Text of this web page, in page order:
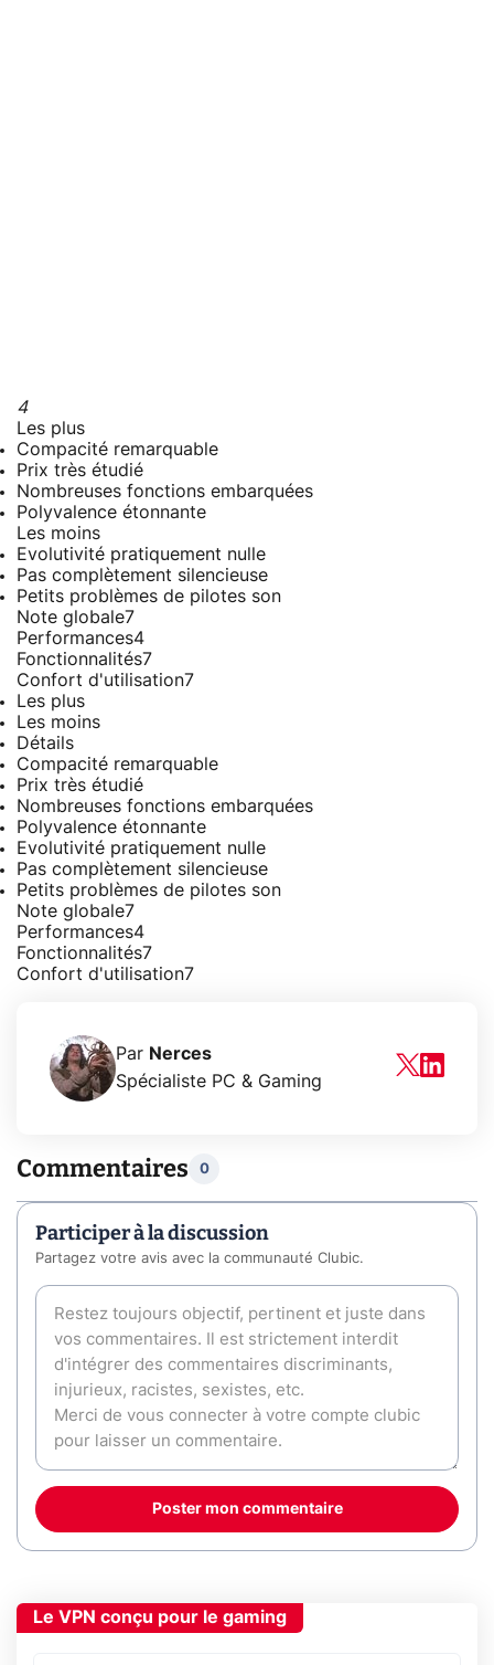
4
Les plus
Compacité remarquable
Prix très étudié
Nombreuses fonctions embarquées
Polyvalence étonnante
Les moins
Evolutivité pratiquement nulle
Pas complètement silencieuse
Petits problèmes de pilotes son
Note globale7
Performances4
Fonctionnalités7
Confort d'utilisation7
Les plus
Les moins
Détails
Compacité remarquable
Prix très étudié
Nombreuses fonctions embarquées
Polyvalence étonnante
Evolutivité pratiquement nulle
Pas complètement silencieuse
Petits problèmes de pilotes son
Note globale7
Performances4
Fonctionnalités7
Confort d'utilisation7
Par Nerces
Spécialiste PC & Gaming
Commentaires 0
Participer à la discussion
Partagez votre avis avec la communauté Clubic.
Poster mon commentaire
Le VPN conçu pour le gaming